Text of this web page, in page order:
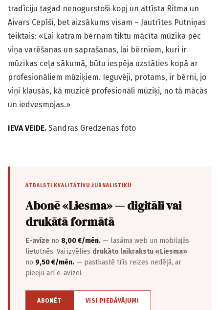
tradīciju tagad nenogurstoši kopj un attīsta Ritma un
Aivars Cepīši, bet aizsākums visam – Jautrītes Putniņas
teiktais: «Lai katram bērnam tiktu mācīta mūzika pēc
viņa varēšanas un saprašanas, lai bērniem, kuri ir
mūzikas ceļa sākumā, būtu iespēja uzstāties kopā ar
profesionāliem mūziķiem. Ieguvēji, protams, ir bērni, jo
viņi klausās, kā muzicē profesionāli mūziķi, no tā mācās
un iedvesmojas.»
IEVA VEIDE. Sandras Gredzenas foto
ATBALSTI KVALITATĪVU ŽURNĀLISTIKU
Abonē «Liesma» — digitāli vai
drukātā formātā
E-avīze no 8,00 €/mēn. — lasāma web un mobilajās
lietotnēs. Vai izvēlies drukāto laikrakstu «Liesma»
no 9,50 €/mēn. — pastkastē trīs reizes nedēļā, ar
pieeju arī e-avīzei.
ABONĒT VISI PIEDĀVĀJUMI